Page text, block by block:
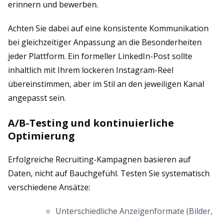
erinnern und bewerben.
Achten Sie dabei auf eine konsistente Kommunikation
bei gleichzeitiger Anpassung an die Besonderheiten
jeder Plattform. Ein formeller LinkedIn-Post sollte
inhaltlich mit Ihrem lockeren Instagram-Reel
übereinstimmen, aber im Stil an den jeweiligen Kanal
angepasst sein.
A/B-Testing und kontinuierliche
Optimierung
Erfolgreiche Recruiting-Kampagnen basieren auf
Daten, nicht auf Bauchgefühl. Testen Sie systematisch
verschiedene Ansätze:
Unterschiedliche Anzeigenformate (Bilder,